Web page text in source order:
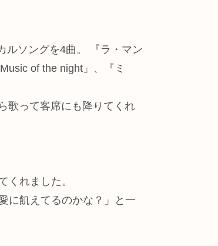
ルソングを4曲。 『ラ・マン
of the night」、『ミ
歌って客席にも降りてくれ
くれました。
に飢えてるのかな？」と一